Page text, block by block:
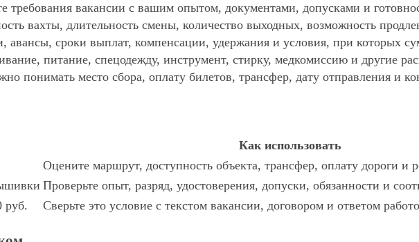
требования вакансии с вашим опытом, документами, допусками и
вахты, длительность смены, количество выходных, возможность
авансы, сроки выплат, компенсации, удержания и условия, при которых
питание, спецодежду, инструмент, стирку, медкомиссию и другие
понимать место сбора, оплату билетов, трансфер, дату отправления и
Как использовать
Оцените маршрут, доступность объекта, трансфер, оплату дороги и
Проверьте опыт, разряд, удостоверения, допуски, обязанности и
руб. Сверьте это условие с текстом вакансии, договором и ответом